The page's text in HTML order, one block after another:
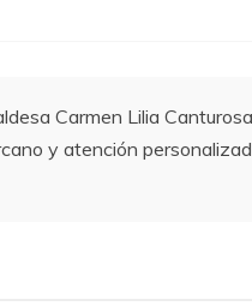
Carmen Lilia
y atención